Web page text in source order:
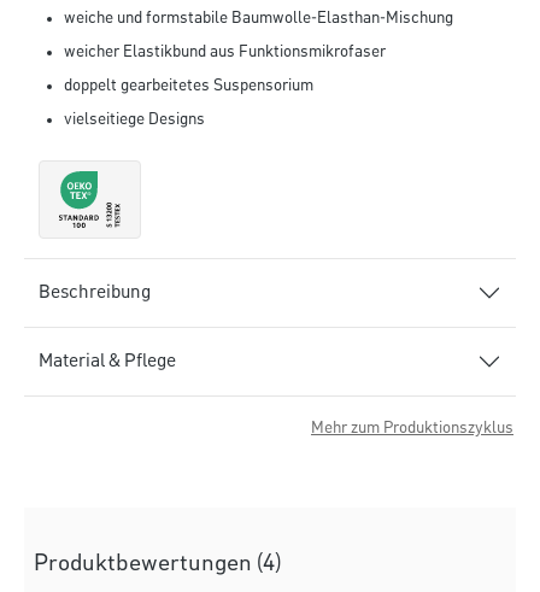
weiche und formstabile Baumwolle-Elasthan-Mischung
weicher Elastikbund aus Funktionsmikrofaser
doppelt gearbeitetes Suspensorium
vielseitiege Designs
Beschreibung
Material & Pflege
Mehr zum Produktionszyklus
Produktbewertungen (4)